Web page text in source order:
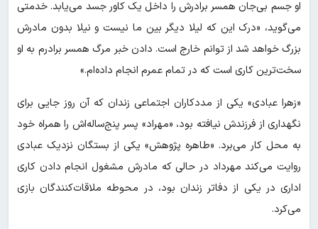
او جسم بی‌جان همسر برادرش را داخل یک کاور جسد می‌یابد. خدمتی
می‌گوید، «درک این که لیلا دیگر بین ما نیست و نیلا بدون مادرش
بزرگ خواهد شد از توانم خارج است. دادن خبر مرگ همسر برادرم به او
سخت‌ترین کاری است که در تمام عمرم انجام داده‌ام.»
«زهرا عبادی» یکی از مددکاران اجتماعی زندان که آن روز جایی برای
نگهداری از فرزندش نیافته بود، «مهراد» پسر پنج‌ساله‌اش را همراه خود
به محل کار می‌برد. «طاهره پژوهش» یکی از بستگان نزدیک عبادی
روایت می‌کند مهرداد در حالی که مادرش مشغول انجام دادن کاری
اداری در یکی از دفاتر زندان بود، در محوطه ملاقات‌کنندگان بازی
می‌کرد.